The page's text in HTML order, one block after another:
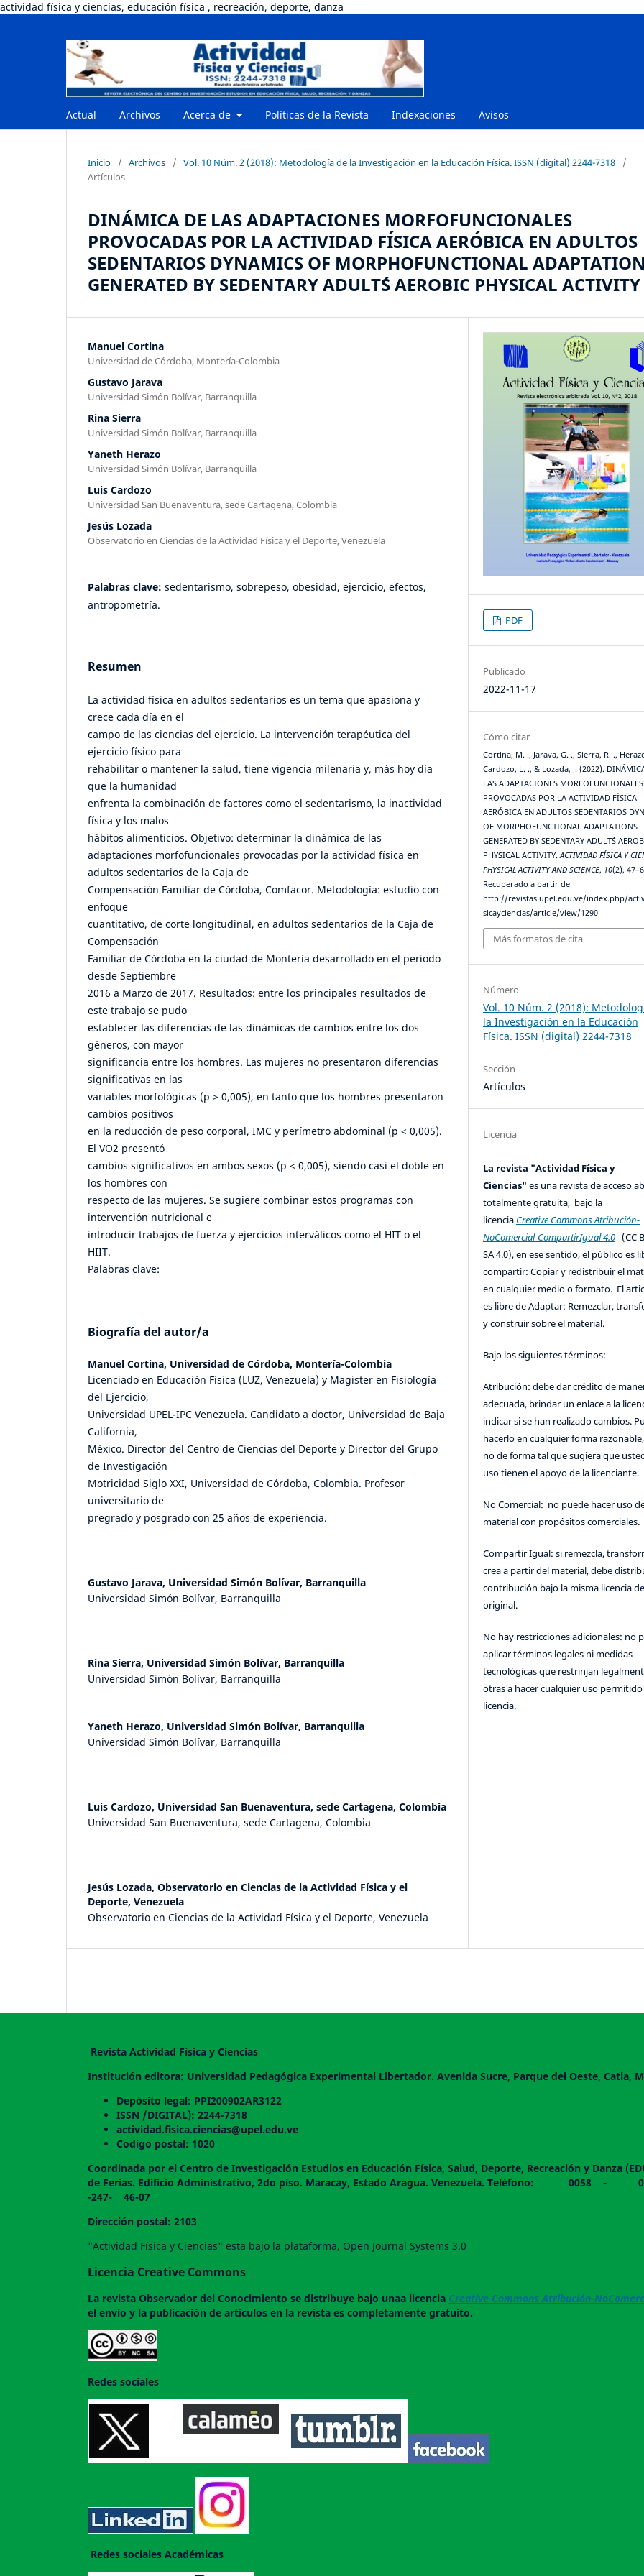
actividad física y ciencias, educación física , recreación, deporte, danza
Actual Archivos Acerca de Políticas de la Revista Indexaciones Avisos
Inicio / Archivos / Vol. 10 Núm. 2 (2018): Metodología de la Investigación en la Educación Física. ISSN (digital) 2244-7318
/
Artículos
DINÁMICA DE LAS ADAPTACIONES MORFOFUNCIONALES
PROVOCADAS POR LA ACTIVIDAD FÍSICA AERÓBICA EN ADULTOS
SEDENTARIOS DYNAMICS OF MORPHOFUNCTIONAL
GENERATED BY SEDENTARY ADULT´S AEROBIC PHYSICAL ACTIVITY
Manuel Cortina
Universidad de Córdoba, Montería-Colombia
Gustavo Jarava
Universidad Simón Bolívar, Barranquilla
Rina Sierra
Universidad Simón Bolívar, Barranquilla
Yaneth Herazo
Universidad Simón Bolívar, Barranquilla
Luis Cardozo
Universidad San Buenaventura, sede Cartagena, Colombia
Jesús Lozada
Observatorio en Ciencias de la Actividad Física y el Deporte, Venezuela
Palabras clave: sedentarismo, sobrepeso, obesidad, ejercicio, efectos,
antropometría.
Resumen
La actividad física en adultos sedentarios es un tema que apasiona y
crece cada día en el
campo de las ciencias del ejercicio. La intervención terapéutica del
ejercicio físico para
rehabilitar o mantener la salud, tiene vigencia milenaria y, más hoy día
que la humanidad
enfrenta la combinación de factores como el sedentarismo, la inactividad
física y los malos
hábitos alimenticios. Objetivo: determinar la dinámica de las
adaptaciones morfofuncionales provocadas por la actividad física en
adultos sedentarios de la Caja de
Compensación Familiar de Córdoba, Comfacor. Metodología: estudio con
enfoque
cuantitativo, de corte longitudinal, en adultos sedentarios de la Caja de
Compensación
Familiar de Córdoba en la ciudad de Montería desarrollado en el periodo
desde Septiembre
2016 a Marzo de 2017. Resultados: entre los principales resultados de
este trabajo se pudo
establecer las diferencias de las dinámicas de cambios entre los dos
géneros, con mayor
significancia entre los hombres. Las mujeres no presentaron diferencias
significativas en las
variables morfológicas (p > 0,005), en tanto que los hombres presentaron
cambios positivos
en la reducción de peso corporal, IMC y perímetro abdominal (p < 0,005).
El VO2 presentó
cambios significativos en ambos sexos (p < 0,005), siendo casi el doble en
los hombres con
respecto de las mujeres. Se sugiere combinar estos programas con
intervención nutricional e
introducir trabajos de fuerza y ejercicios interválicos como el HIT o el
HIIT.
Palabras clave:
Biografía del autor/a
Manuel Cortina, Universidad de Córdoba, Montería-Colombia
Licenciado en Educación Física (LUZ, Venezuela) y Magister en Fisiología
del Ejercicio,
Universidad UPEL-IPC Venezuela. Candidato a doctor, Universidad de Baja
California,
México. Director del Centro de Ciencias del Deporte y Director del Grupo
de Investigación
Motricidad Siglo XXI, Universidad de Córdoba, Colombia. Profesor
universitario de
pregrado y posgrado con 25 años de experiencia.
Gustavo Jarava, Universidad Simón Bolívar, Barranquilla
Universidad Simón Bolívar, Barranquilla
Rina Sierra, Universidad Simón Bolívar, Barranquilla
Universidad Simón Bolívar, Barranquilla
Yaneth Herazo, Universidad Simón Bolívar, Barranquilla
Universidad Simón Bolívar, Barranquilla
Luis Cardozo, Universidad San Buenaventura, sede Cartagena, Colombia
Universidad San Buenaventura, sede Cartagena, Colombia
Jesús Lozada, Observatorio en Ciencias de la Actividad Física y el
Deporte, Venezuela
Observatorio en Ciencias de la Actividad Física y el Deporte, Venezuela
PDF
Publicado
2022-11-17
Cómo citar
Cortina, M. ., Jarava, G. ., Sierra, R. .,
Cardozo, L. ., & Lozada, J. (2022).
LAS ADAPTACIONES MORFOFUNCIONALES
PROVOCADAS POR LA ACTIVIDAD FÍSICA
AERÓBICA EN ADULTOS SEDENTARIOS
OF MORPHOFUNCTIONAL ADAPTATIONS
GENERATED BY SEDENTARY ADULT´S
PHYSICAL ACTIVITY.ACTIVIDAD FÍSICA Y
PHYSICAL ACTIVITY AND SCIENCE, 10(2),
Recuperado a partir de
http://revistas.upel.edu.ve/index.php/
sicayciencias/article/view/1290
Más formatos de cita
Número
Vol. 10 Núm. 2 (2018):
la Investigación en la Educación
Física. ISSN (digital) 2244-7318
Sección
Artículos
Licencia
La revista "Actividad Física y
Ciencias"es una revista de acceso
totalmente gratuita, bajo la
licencia Creative Commons Atribución-
NoComercial-CompartirIgual 4.0 (CC
SA 4.0), en ese sentido, el público es
compartir: Copiar y redistribuir el
en cualquier medio o formato. El
es libre de Adaptar: Remezclar,
y construir sobre el material.
Bajo los siguientes términos:
Atribución: debe dar crédito de
adecuada, brindar un enlace a la
indicar si se han realizado cambios.
hacerlo en cualquier forma
no de forma tal que sugiera que
uso tienen el apoyo de la licenciante.
No Comercial: no puede hacer uso
material con propósitos comerciales.
Compartir Igual: si remezcla,
crea a partir del material, debe
contribución bajo la misma licencia
original.
No hay restricciones adicionales: no
aplicar términos legales ni medidas
tecnológicas que restrinjan
otras a hacer cualquier uso
licencia.
Revista Actividad Física y Ciencias
Institución editora: Universidad Pedagógica Experimental Libertador. Avenida Sucre, Parque del Oeste, Catia,
Depósito legal: PPI200902AR3122
ISSN /DIGITAL): 2244-7318
actividad.fisica.ciencias@upel.edu.ve
Codigo postal: 1020
Coordinada por el Centro de Investigación Estudios en Educación Física, Salud, Deporte, Recreación y Danza
de Ferias. Edificio Administrativo, 2do piso. Maracay, Estado Aragua. Venezuela. Teléfono:
-247- 46-07
Dirección postal: 2103
"Actividad Física y Ciencias" esta bajo la plataforma, Open Journal Systems 3.0
Licencia Creative Commons
La revista Observador del Conocimiento se distribuye bajo unaa licencia Creative Commons Atribución-
el envío y la publicación de artículos en la revista es completamente gratuito.
Redes sociales
Redes sociales Académicas